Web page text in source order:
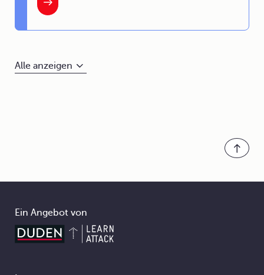
Alle anzeigen
Ein Angebot von